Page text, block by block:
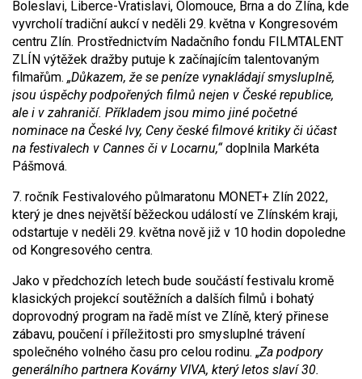
Boleslavi, Liberce-Vratislavi, Olomouce, Brna a do Zlína, kde
vyvrcholí tradiční aukcí v neděli 29. května v Kongresovém
centru Zlín. Prostřednictvím Nadačního fondu FILMTALENT
ZLÍN výtěžek dražby putuje k začínajícím talentovaným
filmařům. „Důkazem, že se peníze vynakládají smysluplně,
jsou úspěchy podpořených filmů nejen v České republice,
ale i v zahraničí. Příkladem jsou mimo jiné početné
nominace na České lvy, Ceny české filmové kritiky či účast
na festivalech v Cannes či v Locarnu,“doplnila Markéta
Pášmová.
7. ročník Festivalového půlmaratonu MONET+ Zlín 2022,
který je dnes největší běžeckou událostí ve Zlínském kraji,
odstartuje v neděli 29. května nově již v 10 hodin dopoledne
od Kongresového centra.
Jako v předchozích letech bude součástí festivalu kromě
klasických projekcí soutěžních a dalších filmů i bohatý
doprovodný program na řadě míst ve Zlíně, který přinese
zábavu, poučení i příležitosti pro smysluplné trávení
společného volného času pro celou rodinu. „Za podpory
generálního partnera Kovárny VIVA, který letos slaví 30.